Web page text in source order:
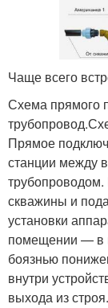
Чаще всего
Схема прямого
Прямое
станции между
скважины и
установки
помещении — в
боязнью
внутри
выхода из строя.